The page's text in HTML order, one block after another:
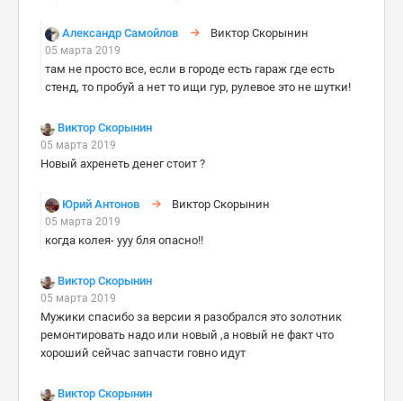
Александр Самойлов Виктор Скорынин
05 марта 2019
там не просто все, если в городе есть гараж где есть
стенд, то пробуй а нет то ищи гур, рулевое это не шутки!
Виктор Скорынин
05 марта 2019
Новый ахренеть денег стоит ?
Юрий Антонов Виктор Скорынин
05 марта 2019
когда колея- ууу бля опасно!!
Виктор Скорынин
05 марта 2019
Мужики спасибо за версии я разобрался это золотник
ремонтировать надо или новый ,а новый не факт что
хороший сейчас запчасти говно идут
Виктор Скорынин